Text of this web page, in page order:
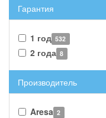
Гарантия
1 год 532
2 года 8
Производитель
Aresa 2